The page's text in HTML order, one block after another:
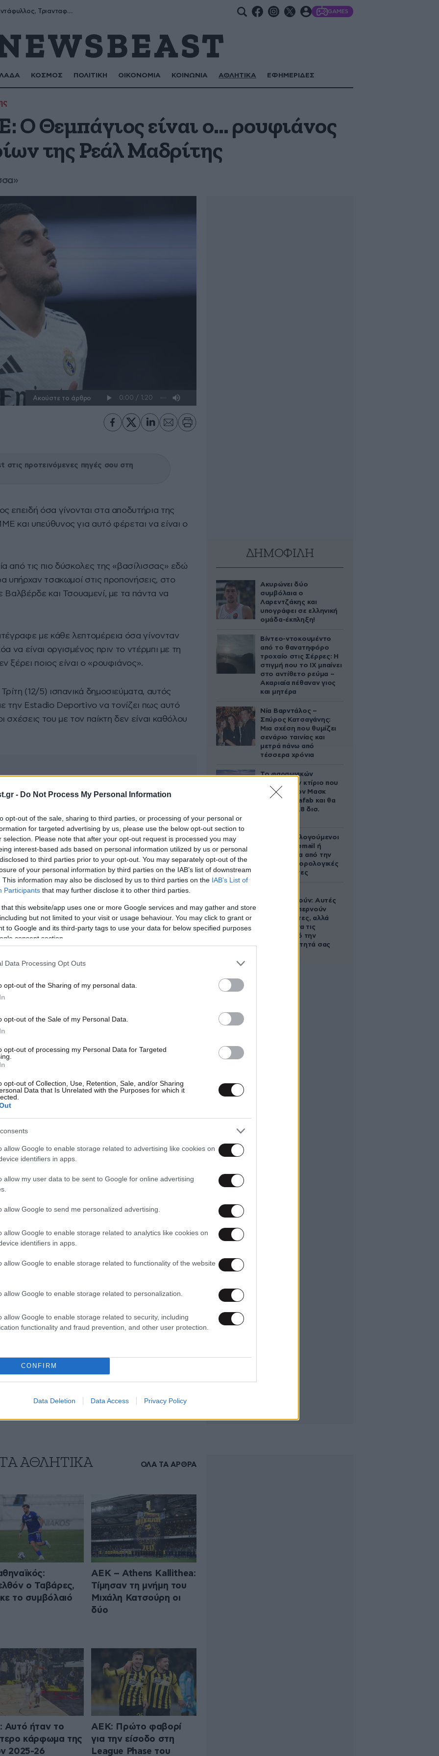
- Do Not Process My Personal Information
opt-out of the sale, sharing to third parties, or processing of your personal or
for targeted advertising by us, please use the below opt-out section to
selection. Please note that after your opt-out request is processed you may
interest-based ads based on personal information utilized by us or personal
to third parties prior to your opt-out. You may separately opt-out of the
of your personal information by third parties on the IAB’s list of downstream
This information may also be disclosed by us to third parties on the IAB’s List of
Participants that may further disclose it to other third parties.
that this website/app uses one or more Google services and may gather and store
but not limited to your visit or usage behaviour. You may click to grant or
to Google and its third-party tags to use your data for below specified purposes
consent section.
Data Processing Opt Outs
opt-out of the Sharing of my personal data.
opt-out of the Sale of my Personal Data.
opt-out of processing my Personal Data for Targeted
opt-out of Collection, Use, Retention, Sale, and/or Sharing
Data that Is Unrelated with the Purposes for which it
allow Google to enable storage related to advertising like cookies on
identifiers in apps.
allow my user data to be sent to Google for online advertising
allow Google to send me personalized advertising.
allow Google to enable storage related to analytics like cookies on
identifiers in apps.
allow Google to enable storage related to functionality of the website
allow Google to enable storage related to personalization.
allow Google to enable storage related to security, including
functionality and fraud prevention, and other user protection.
CONFIRM
Data Deletion Data Access Privacy Policy
Μύρων, Τριαντάφυλλος, Τριανταφυλλιά, Φυλλιώ, Ρόζα GAMES
ΚΟΣΜΟΣ ΠΟΛΙΤΙΚΗ ΟΙΚΟΝΟΜΙΑ ΚΟΙΝΩΝΙΑ ΑΘΛΗΤΙΚΑ ΕΦΗΜΕΡΙΔΕΣ
Ο Θεμπάγιος είναι ο… ρουφιάνος
της Ρεάλ Μαδρίτης
Ακούστε το άρθρο
στις προτεινόμενες πηγές σου στη
επειδή όσα γίνονται στα αποδυτήρια της
και υπεύθυνος για αυτό φέρεται να είναι ο
από τις πιο δύσκολες της «βασίλισσας» εδώ
υπήρχαν τσακωμοί στις προπονήσεις, στο
και Τσουαμενί, με τα πάντα να
με κάθε λεπτομέρεια όσα γίνονταν
να είναι οργισμένος πριν το ντέρμπι με τη
ξέρει ποιος είναι ο «ρουφιάνος».
(12/5) ισπανικά δημοσιεύματα, αυτός
την Estadio Deportivo να τονίζει πως αυτό
του με τον παίκτη δεν είναι καθόλου
όταν έμαθε πως ο Αρμπελόα δεν είπε και
ομάδα που ενδιαφερόταν για την απόκτησή
όλα όσα γίνονται στα αποδυτήρια
🇪🇸 EST L’UNE DES
!!!
extérieures les
entre Tchouameni et
😭😭
May 12, 2026
ΔΗΜΟΦΙΛΗ
Ακυρώνει δύο
συμβόλαια ο
Λαρεντζάκης και
υπογράφει σε ελληνική
ομάδα-έκπληξη!
Βίντεο-ντοκουμέντο
από το θανατηφόρο
τροχαίο στις Σέρρες: Η
στιγμή που το ΙΧ μπαίνει
στο αντίθετο ρεύμα –
Ακαριαία πέθαναν γιος
και μητέρα
Νία Βαρντάλος –
Σπύρος Κατσαγάνης:
Μια σχέση που θυμίζει
σενάριο ταινίας και
μετρά πάνω από
τέσσερα χρόνια
Το φαραωνικών
διαστάσεων κτίριο που
χτίζει ο Έλον Μασκ
λέγεται Terafab και θα
κοστίσει 16,8 δισ.
Ποιοι φορολογούμενοι
θα λάβουν email ή
τηλεφώνημα από την
ΑΑΔΕ για φορολογικές
εκκρεμότητες
προειδοποιούν: Αυτές
οι τροφές, περνούν
απαρατήρητες, αλλά
καλό είναι να τις
βγάλετε από την
καθημερινότητά σας
ΑΘΛΗΤΙΚΑ ΟΛΑ ΤΑ ΑΡΘΡΑ
ο Ταβάρες,
το συμβόλαιό
ΑΕΚ – Athens Kallithea:
Τίμησαν τη μνήμη του
Μιχάλη Κατσούρη οι
δύο
Αυτό ήταν το
κάρφωμα της
2025-26
ΑΕΚ: Πρώτο φαβορί
για την είσοδο στη
League Phase του